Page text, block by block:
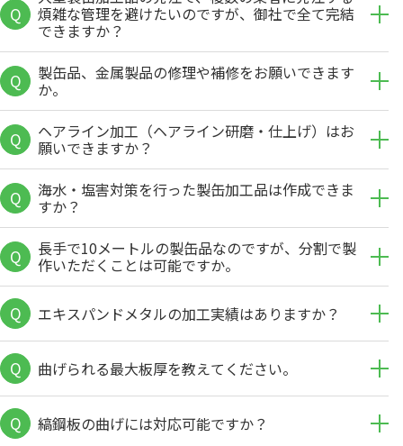
Q 煩雑な管理を避けたいのですが、御社で全て完結
できますか？
Q 製缶品、金属製品の修理や補修をお願いできます
か。
Q ヘアライン加工（ヘアライン研磨・仕上げ）はお
願いできますか？
Q 海水・塩害対策を行った製缶加工品は作成できま
すか？
Q 長手で10メートルの製缶品なのですが、分割で製
作いただくことは可能ですか。
Q エキスパンドメタルの加工実績はありますか？
Q 曲げられる最大板厚を教えてください。
Q 縞鋼板の曲げには対応可能ですか？